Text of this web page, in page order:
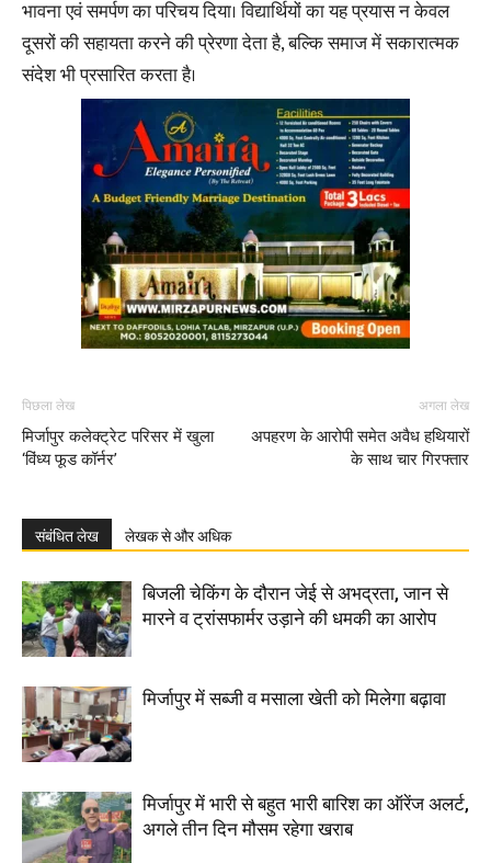
भावना एवं समर्पण का परिचय दिया। विद्यार्थियों का यह प्रयास न केवल
दूसरों की सहायता करने की प्रेरणा देता है, बल्कि समाज में सकारात्मक
संदेश भी प्रसारित करता है।
पिछला लेख
मिर्जापुर कलेक्ट्रेट परिसर में खुला
‘विंध्य फूड कॉर्नर’
अगला लेख
अपहरण के आरोपी समेत अवैध हथियारों
के साथ चार गिरफ्तार
संबंधित लेख लेखक से और अधिक
बिजली चेकिंग के दौरान जेई से अभद्रता, जान से
मारने व ट्रांसफार्मर उड़ाने की धमकी का आरोप
मिर्जापुर में सब्जी व मसाला खेती को मिलेगा बढ़ावा
मिर्जापुर में भारी से बहुत भारी बारिश का ऑरेंज अलर्ट,
अगले तीन दिन मौसम रहेगा खराब